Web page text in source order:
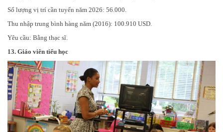
Số lượng vị trí cần tuyển năm 2026: 56.000.
Thu nhập trung bình hàng năm (2016): 100.910 USD.
Yêu cầu: Bằng thạc sĩ.
13. Giáo viên tiểu học